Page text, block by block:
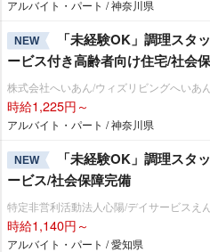
アルバイト・パート / 神奈川県
NEW
「未経験OK」調理スタ
ービス付き高齢者向け住宅/社会
株式会社へいあん/ウィズリビングへいあ
時給1,225円～
アルバイト・パート / 神奈川県
NEW
「未経験OK」調理スタ
ービス/社会保障完備
特定非営利活動法人心陽/デイサービスえ
時給1,140円～
アルバイト・パート / 愛知県